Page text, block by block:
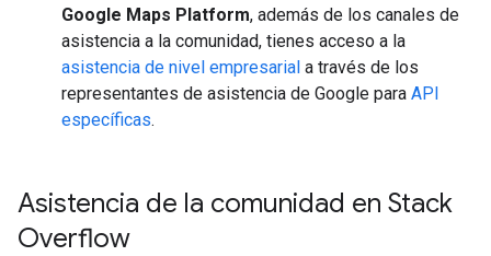
Google Maps Platform, además de los canales de
asistencia a la comunidad, tienes acceso a la
asistencia de nivel empresarial a través de los
representantes de asistencia de Google para API
específicas.
Asistencia de la comunidad en Stack
Overflow